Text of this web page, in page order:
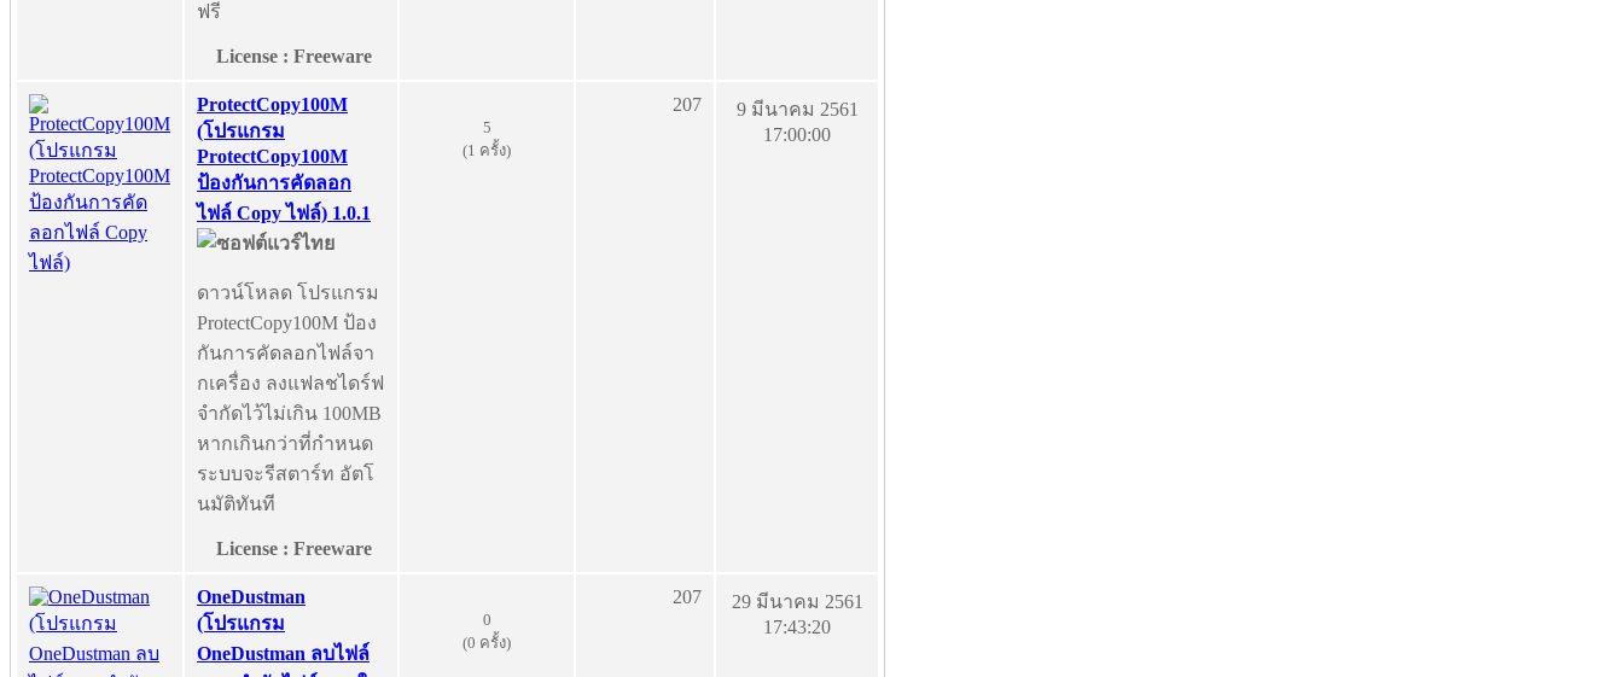
ฟรี
License : Freeware
ProtectCopy100M
(โปรแกรม
ProtectCopy100M
ป้องกันการคัดลอก
ไฟล์ Copy ไฟล์) 1.0.1
ดาวน์โหลด โปรแกรม
ProtectCopy100M ป้อง
กันการคัดลอกไฟล์จา
กเครื่อง ลงแฟลชไดร์ฟ
จำกัดไว้ไม่เกิน 100MB
หากเกินกว่าที่กำหนด
ระบบจะรีสตาร์ท อัตโ
นมัติทันที
License : Freeware
5
(1 ครั้ง)
207
9 มีนาคม 2561
17:00:00
OneDustman
(โปรแกรม
OneDustman ลบไฟล์
0
(0 ครั้ง)
207
29 มีนาคม 2561
17:43:20